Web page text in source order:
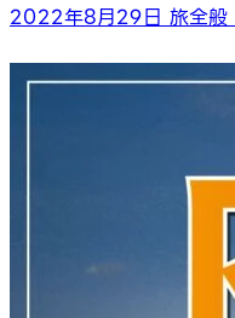
2022年8月29日 旅全般